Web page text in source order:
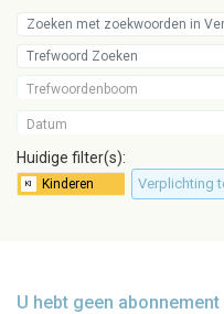
Trefwoordenboom
Datum
Huidige filter(s):
Verplichting
U hebt geen